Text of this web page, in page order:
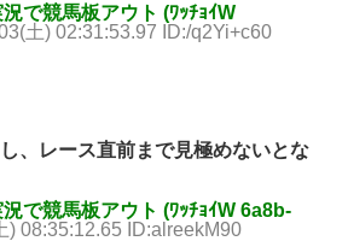
で競馬板アウト (ﾜｯﾁｮｲW
土) 02:31:53.97 ID:/q2Yi+c60
、レース直前まで見極めないとな
で競馬板アウト (ﾜｯﾁｮｲW 6a8b-
) 08:35:12.65 ID:alreekM90